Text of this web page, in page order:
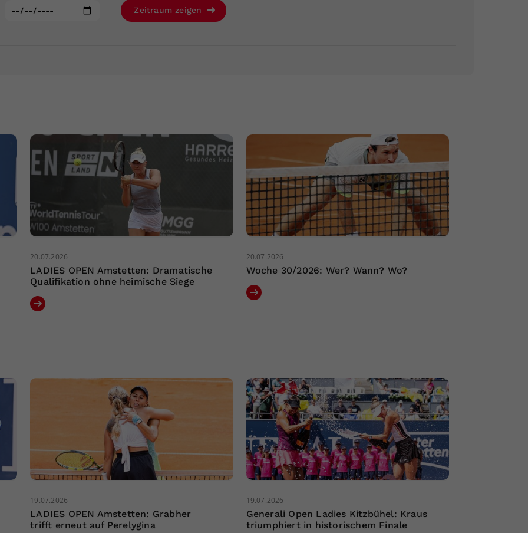
Zeitraum zeigen
20.07.2026
LADIES OPEN Amstetten: Dramatische
Qualifikation ohne heimische Siege
20.07.2026
Woche 30/2026: Wer? Wann? Wo?
19.07.2026
LADIES OPEN Amstetten: Grabher
trifft erneut auf Perelygina
19.07.2026
Generali Open Ladies Kitzbühel: Kraus
triumphiert in historischem Finale
Ihrer vorgenommen Einstellungen, falls der